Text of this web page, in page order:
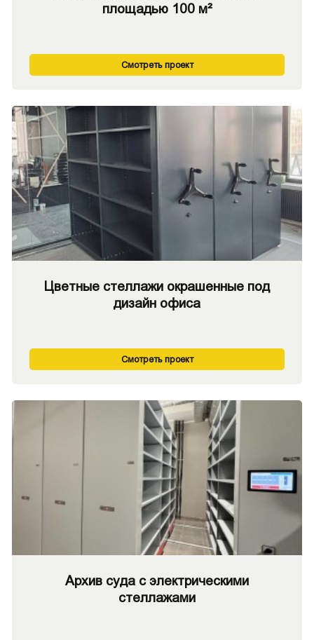
площадью 100 м²
Смотреть проект
Цветные стеллажи окрашенные под
дизайн офиса
Смотреть проект
Архив суда с электрическими
стеллажами